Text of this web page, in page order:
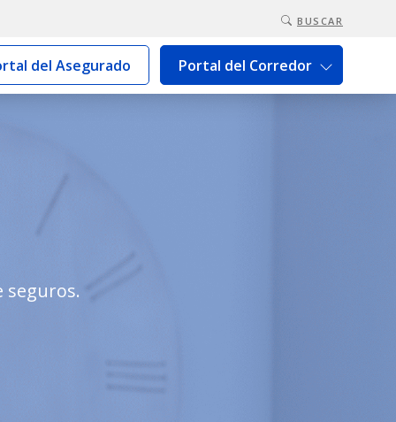
BUSCAR
del Asegurado Portal del Corredor
seguros.